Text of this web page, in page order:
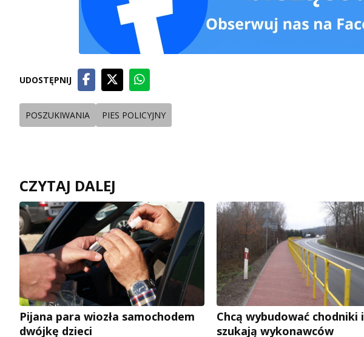
UDOSTĘPNIJ
POSZUKIWANIA PIES POLICYJNY
CZYTAJ DALEJ
Pijana para wiozła samochodem
dwójkę dzieci
Chcą wybudować chodniki i
szukają wykonawców